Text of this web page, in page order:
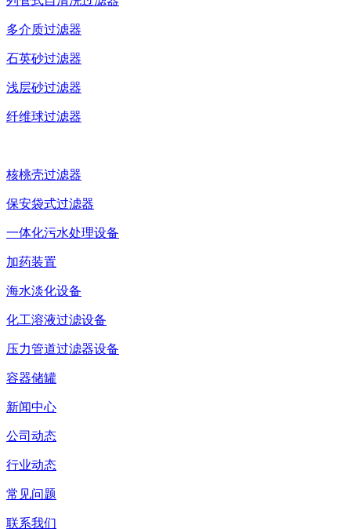
多介质过滤器
石英砂过滤器
浅层砂过滤器
纤维球过滤器
核桃壳过滤器
保安袋式过滤器
一体化污水处理设备
加药装置
海水淡化设备
化工溶液过滤设备
压力管道过滤器设备
容器储罐
新闻中心
公司动态
行业动态
常见问题
联系我们